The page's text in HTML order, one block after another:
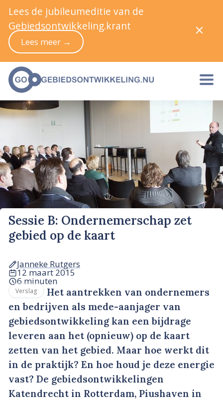
Sessie B: Ondernemerschap zet
gebied op de kaart
Janneke Rutgers
12 maart 2015
6 minuten
Verslag
Het aantrekken van ondernemers
en bedrijven als mede-aanjager van
gebiedsontwikkeling kan een bijdrage
leveren aan het (opnieuw) op de kaart
zetten van het gebied. Maar hoe werkt dit
in de praktijk? En hoe houd je deze energie
vast? De gebiedsontwikkelingen
Katendrecht in Rotterdam, Piushaven in
Lees de jubileumeditie van de
Gebiedsontwikkeling.krant
Lees meer →